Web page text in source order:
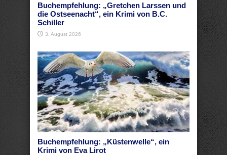
Buchempfehlung: „Gretchen Larssen und
die Ostseenacht“, ein Krimi von B.C.
Schiller
3. August 2026
Buchempfehlung: „Küstenwelle“, ein
Krimi von Eva Lirot